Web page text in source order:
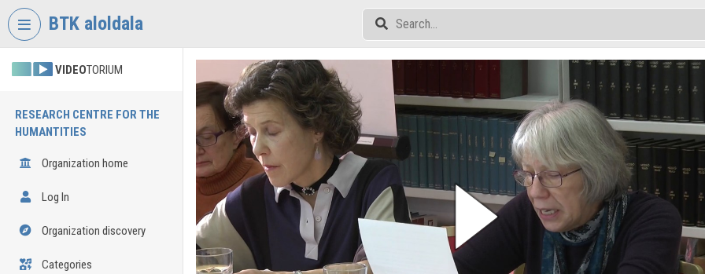
Skip header
BTK aloldala
VIDEOTORIUM
RESEARCH CENTRE FOR THE
HUMANTITIES
Organization home
Log In
Organization discovery
Categories